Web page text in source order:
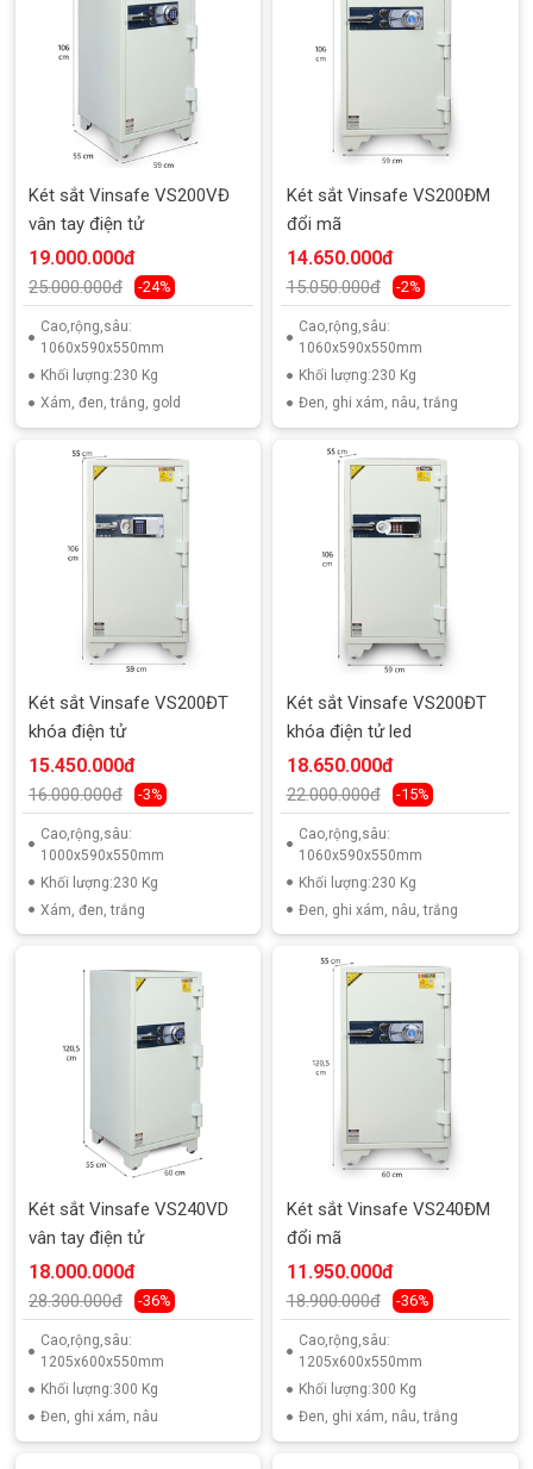
Két sắt Vinsafe VS200VĐ
vân tay điện tử
19.000.000đ
25.000.000đ -24%
Cao,rộng,sâu:
1060x590x550mm
Khối lượng:230 Kg
Xám, đen, trắng, gold
Két sắt Vinsafe VS200ĐM
đổi mã
14.650.000đ
15.050.000đ -2%
Cao,rộng,sâu:
1060x590x550mm
Khối lượng:230 Kg
Đen, ghi xám, nâu, trắng
Két sắt Vinsafe VS200ĐT
khóa điện tử
15.450.000đ
16.000.000đ -3%
Cao,rộng,sâu:
1000x590x550mm
Khối lượng:230 Kg
Xám, đen, trắng
Két sắt Vinsafe VS200ĐT
khóa điện tử led
18.650.000đ
22.000.000đ -15%
Cao,rộng,sâu:
1060x590x550mm
Khối lượng:230 Kg
Đen, ghi xám, nâu, trắng
Két sắt Vinsafe VS240VD
vân tay điện tử
18.000.000đ
28.300.000đ -36%
Cao,rộng,sâu:
1205x600x550mm
Khối lượng:300 Kg
Đen, ghi xám, nâu
Két sắt Vinsafe VS240ĐM
đổi mã
11.950.000đ
18.900.000đ -36%
Cao,rộng,sâu:
1205x600x550mm
Khối lượng:300 Kg
Đen, ghi xám, nâu, trắng